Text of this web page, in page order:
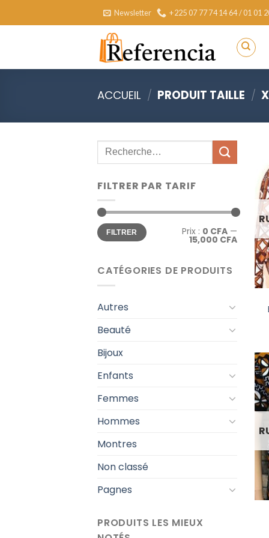
to
Newsletter +225 07 77 74 14 64 / 01 01
ACCUEIL / PRODUIT TAILLE /
Recherche
FILTRER PAR TARIF
Prix
min
Prix
maxFILTRER Prix : 0 CFA—
15,000 CFA
CATÉGORIES DE PRODUITS
Autres
Beauté
Bijoux
Enfants
Femmes
Hommes
Montres
Non classé
Pagnes
PRODUITS LES MIEUX